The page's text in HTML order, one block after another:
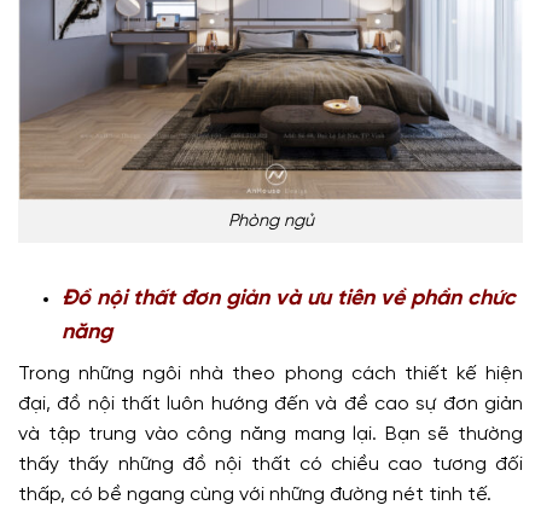
Phòng ngủ
Đồ nội thất đơn giản và ưu tiên về phần chức
năng
Trong những ngôi nhà theo phong cách thiết kế hiện
đại, đồ nội thất luôn hướng đến và đề cao sự đơn giản
và tập trung vào công năng mang lại. Bạn sẽ thường
thấy thấy những đồ nội thất có chiều cao tương đối
thấp, có bề ngang cùng với những đường nét tinh tế.